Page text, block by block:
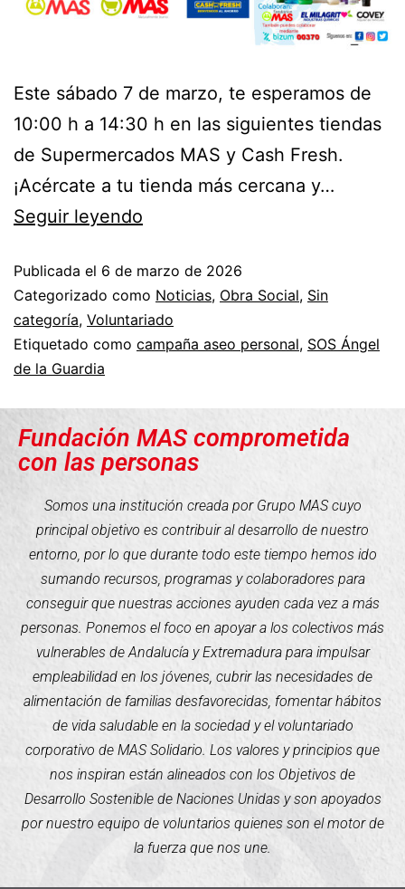
Este sábado 7 de marzo, te esperamos de
10:00 h a 14:30 h en las siguientes tiendas
de Supermercados MAS y Cash Fresh.
¡Acércate a tu tienda más cercana y…
Seguir leyendo
Publicada el 6 de marzo de 2026
Categorizado como Noticias, Obra Social, Sin
categoría, Voluntariado
Etiquetado como campaña aseo personal, SOS Ángel
de la Guardia
Fundación MAS comprometida
con las personas
Somos una institución creada por Grupo MAS cuyo
principal objetivo es contribuir al desarrollo de nuestro
entorno, por lo que durante todo este tiempo hemos ido
sumando recursos, programas y colaboradores para
conseguir que nuestras acciones ayuden cada vez a más
personas. Ponemos el foco en apoyar a los colectivos más
vulnerables de Andalucía y Extremadura para impulsar
empleabilidad en los jóvenes, cubrir las necesidades de
alimentación de familias desfavorecidas, fomentar hábitos
de vida saludable en la sociedad y el voluntariado
corporativo de MAS Solidario. Los valores y principios que
nos inspiran están alineados con los Objetivos de
Desarrollo Sostenible de Naciones Unidas y son apoyados
por nuestro equipo de voluntarios quienes son el motor de
la fuerza que nos une.